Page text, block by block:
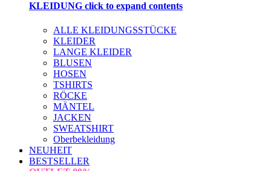
KLEIDUNG click to expand contents
ALLE KLEIDUNGSSTÜCKE
KLEIDER
LANGE KLEIDER
BLUSEN
HOSEN
TSHIRTS
RÖCKE
MÄNTEL
JACKEN
SWEATSHIRT
Oberbekleidung
NEUHEIT
BESTSELLER